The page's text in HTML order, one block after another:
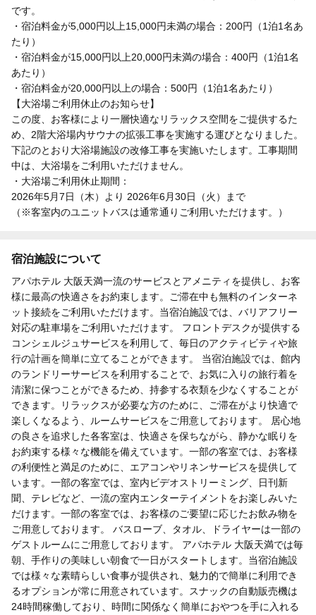
です。
・宿泊料金が5,000円以上15,000円未満の場合：200円（1泊1名あ
たり）
・宿泊料金が15,000円以上20,000円未満の場合：400円（1泊1名
あたり）
・宿泊料金が20,000円以上の場合：500円（1泊1名あたり）
【大浴場ご利用休止のお知らせ】
この度、お客様により一層快適なリラックス空間をご提供するた
め、2階大浴場内サウナの拡張工事を実施する運びとなりました。
下記のとおり大浴場施設の改修工事を実施いたします。工事期間
中は、大浴場をご利用いただけません。
・大浴場ご利用休止期間：
2026年5月7日（木）より 2026年6月30日（火）まで
（※客室内のユニットバスは通常通りご利用いただけます。）
宿泊施設について
アパホテル 大阪天満一流のサービスとアメニティを提供し、お客
様に最高の快適さをお約束します。ご滞在中も無料のインターネ
ット接続をご利用いただけます。当宿泊施設では、バリアフリー
対応の駐車場をご利用いただけます。 フロントデスクが提供する
コンシェルジュサービスを利用して、毎日のアクティビティや旅
行の計画を簡単に立てることができます。 当宿泊施設では、館内
のランドリーサービスを利用することで、お気に入りの旅行着を
清潔に保つことができるため、持参する衣類を少なくすることが
できます。リラックスが必要な方のために、ご滞在がより快適で
楽しくなるよう、ルームサービスをご用意しております。 居心地
の良さを追求した各客室は、快適さを保ちながら、静かな眠りを
お約束する様々な機能を備えています。一部の客室では、お客様
の利便性と満足のために、エアコンやリネンサービスを提供して
います。一部の客室では、室内ビデオストリーミング、日刊新
聞、テレビなど、一流の室内エンターテイメントをお楽しみいた
だけます。一部の客室では、お客様のご要望に応じたお飲み物を
ご用意しております。 バスローブ、タオル、ドライヤーは一部の
ゲストルームにご用意しております。 アパホテル 大阪天満では毎
朝、手作りの美味しい朝食で一日がスタートします。当宿泊施設
では様々な素晴らしい食事が提供され、魅力的で簡単に利用でき
るオプションが常に用意されています。スナックの自動販売機は
24時間稼働しており、時間に関係なく簡単におやつを手に入れる